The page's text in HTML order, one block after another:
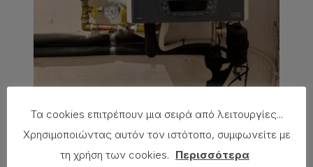
Τα cookies επιτρέπουν μια σειρά από λειτουργίες...
Χρησιμοποιώντας αυτόν τον ιστότοπο, συμφωνείτε με
τη χρήση των cookies. Περισσότερα